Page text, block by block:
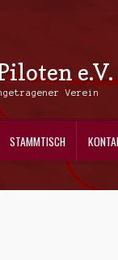
e.V.
Verein
STAMMTISCH